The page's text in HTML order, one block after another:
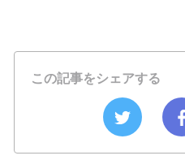
この記事をシェアする